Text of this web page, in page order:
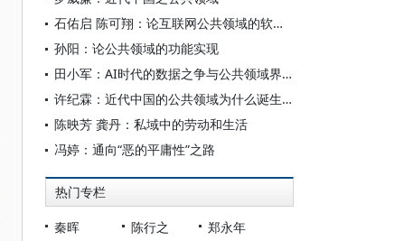
石佑启 陈可翔：论互联网公共领域的软法治理
孙阳：论公共领域的功能实现
田小军：AI时代的数据之争与公共领域界定
许纪霖：近代中国的公共领域为什么诞生在上海？
陈映芳 龚丹：私域中的劳动和生活
冯婷：通向“恶的平庸性”之路
热门专栏
秦晖 陈行之
郑永年